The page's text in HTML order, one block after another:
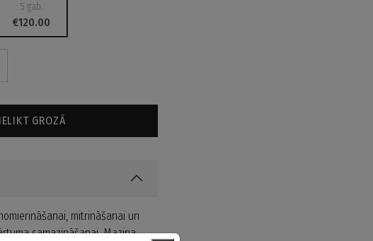
5 gab.
€120.00
IELIKT GROZĀ
mitrināšanai un
samazināšanai. Mazina